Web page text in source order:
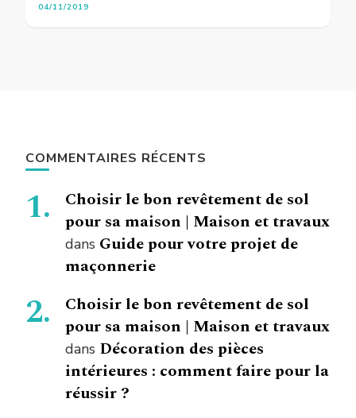
04/11/2019
COMMENTAIRES RÉCENTS
Choisir le bon revêtement de sol
pour sa maison | Maison et travaux
dans Guide pour votre projet de
maçonnerie
Choisir le bon revêtement de sol
pour sa maison | Maison et travaux
dans Décoration des pièces
intérieures : comment faire pour la
réussir ?